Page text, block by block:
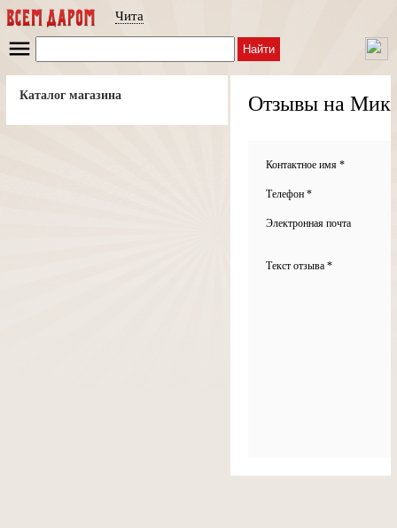
Чита
Найти
Каталог магазина Отзывы на
Контактное имя *
Телефон *
Электронная почта
Текст отзыва *